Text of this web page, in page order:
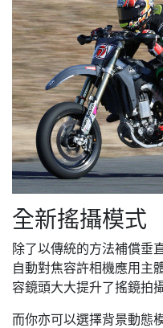
全新搖攝模式
除了以傳統的方法補償垂
自動對焦容許相機應用主
容鏡頭大大提升了搖鏡拍
而你亦可以選擇背景動態